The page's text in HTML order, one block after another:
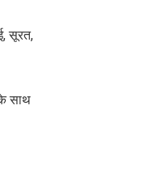
सूरत,
साथ